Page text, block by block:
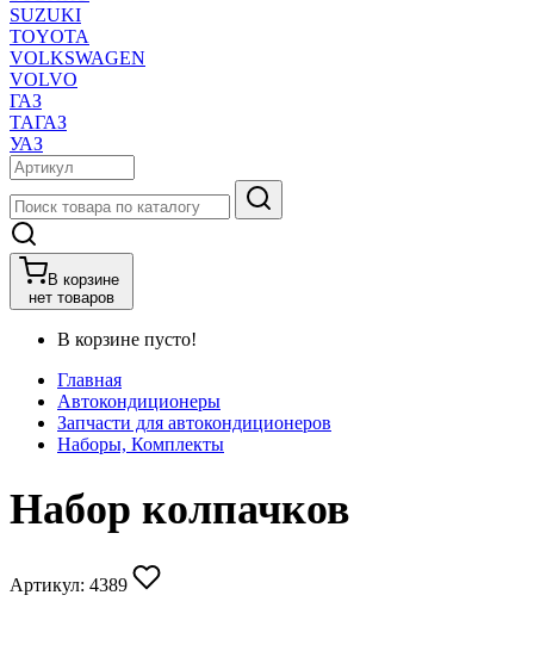
SUZUKI
TOYOTA
VOLKSWAGEN
VOLVO
ГАЗ
ТАГАЗ
УАЗ
В корзине
нет товаров
В корзине пусто!
Главная
Автокондиционеры
Запчасти для автокондиционеров
Наборы, Комплекты
Набор колпачков
Артикул: 4389